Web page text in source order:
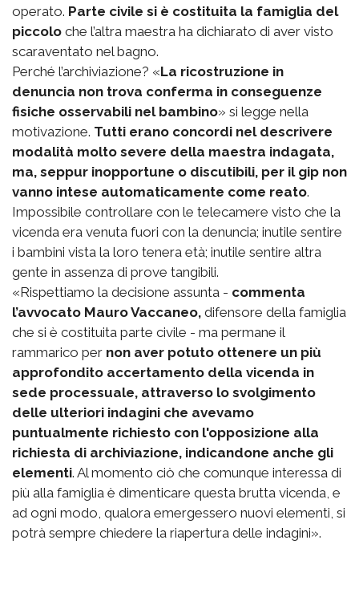
operato. Parte civile si è costituita la famiglia del
piccolo che l’altra maestra ha dichiarato di aver visto
scaraventato nel bagno.
Perché l’archiviazione? «La ricostruzione in
denuncia non trova conferma in conseguenze
fisiche osservabili nel bambino» si legge nella
motivazione. Tutti erano concordi nel descrivere
modalità molto severe della maestra indagata,
ma, seppur inopportune o discutibili, per il gip non
vanno intese automaticamente come reato.
Impossibile controllare con le telecamere visto che la
vicenda era venuta fuori con la denuncia; inutile sentire
i bambini vista la loro tenera età; inutile sentire altra
gente in assenza di prove tangibili.
«Rispettiamo la decisione assunta - commenta
l’avvocato Mauro Vaccaneo, difensore della famiglia
che si è costituita parte civile - ma permane il
rammarico per non aver potuto ottenere un più
approfondito accertamento della vicenda in
sede processuale, attraverso lo svolgimento
delle ulteriori indagini che avevamo
puntualmente richiesto con l'opposizione alla
richiesta di archiviazione, indicandone anche gli
elementi. Al momento ciò che comunque interessa di
più alla famiglia è dimenticare questa brutta vicenda, e
ad ogni modo, qualora emergessero nuovi elementi, si
potrà sempre chiedere la riapertura delle indagini».